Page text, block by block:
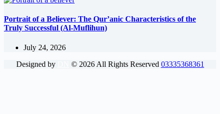
Portrait of a Believer: The Qur’anic Characteristics of the
Truly Successful (Al-Muflihun)
July 24, 2026
Designed by
© 2026All Rights Reserved 03335368361